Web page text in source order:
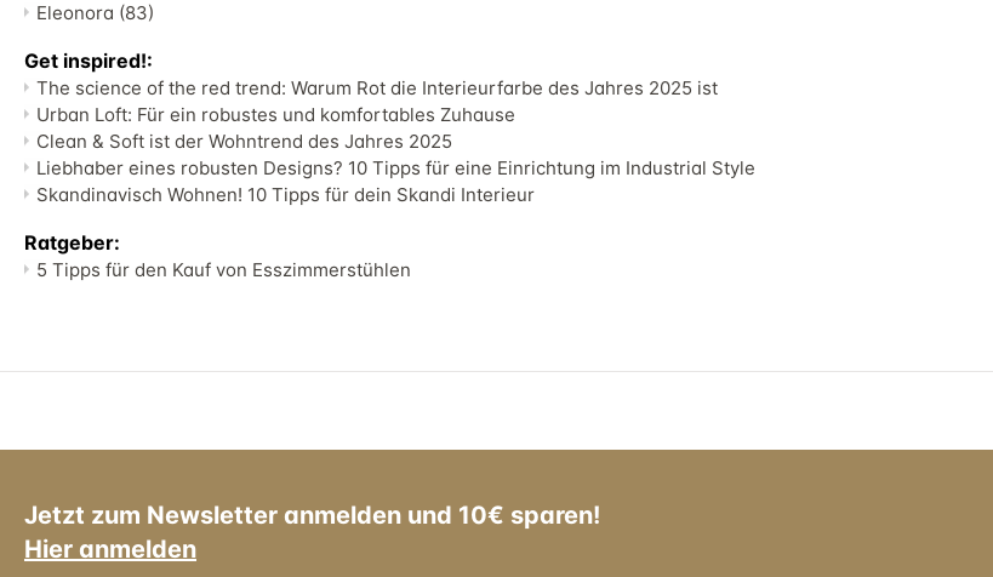
Eleonora (83)
Get inspired!:
The science of the red trend: Warum Rot die Interieurfarbe des Jahres 2025 ist
Urban Loft: Für ein robustes und komfortables Zuhause
Clean & Soft ist der Wohntrend des Jahres 2025
Liebhaber eines robusten Designs? 10 Tipps für eine Einrichtung im Industrial Style
Skandinavisch Wohnen! 10 Tipps für dein Skandi Interieur
Ratgeber:
5 Tipps für den Kauf von Esszimmerstühlen
Jetzt zum Newsletter anmelden und 10€ sparen!
Hier anmelden